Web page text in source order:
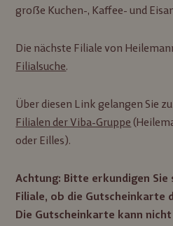
große Kuchen-, Kaffee- und
Die nächste Filiale von
Filialsuche.
Über diesen Link gelangen Sie
Filialen der Viba-Gruppe
oder Eilles).
Achtung: Bitte erkundigen Sie
Filiale, ob die
Die Gutscheinkarte kann